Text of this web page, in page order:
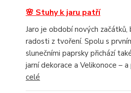
🌸 Stuhy k jaru patří
Jaro je období nových začátků,
radosti z tvoření. Spolu s
slunečními paprsky přichází
jarní dekorace a Velikonoce – a
celé